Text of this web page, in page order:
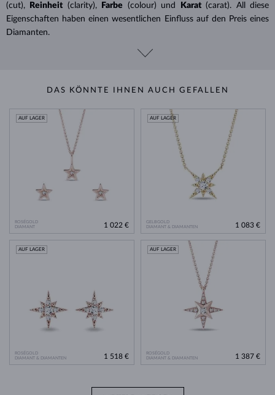
(cut),
Reinheit (clarity), Farbe (colour) und Karat (carat). All diese
Eigenschaften haben einen wesentlichen Einfluss auf den Preis eines
Diamanten.
DAS KÖNNTE IHNEN AUCH GEFALLEN
ROSÉGOLD
DIAMANT
AUF LAGER
1 022 €
GELBGOLD
DIAMANT & DIAMANTEN
AUF LAGER
1 083 €
ROSÉGOLD
DIAMANT & DIAMANTEN
AUF LAGER
1 518 €
ROSÉGOLD
DIAMANT & DIAMANTEN
AUF LAGER
1 387 €